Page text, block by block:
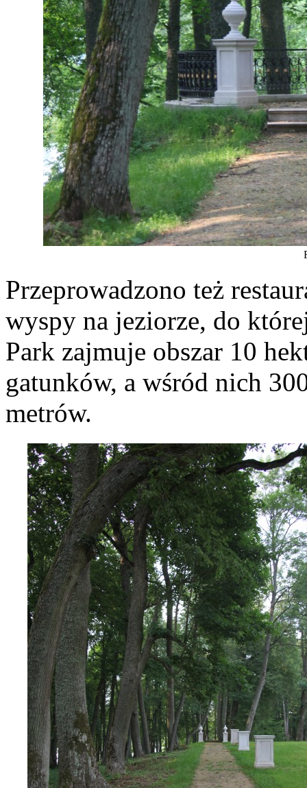
Przeprowadzono też
wyspy na jeziorze, do
Park zajmuje obszar 10
gatunków, a wśród nich
metrów.